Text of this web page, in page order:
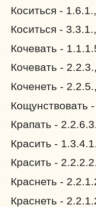
Коситься -
Коситься -
Кочевать -
Кочевать -
Коченеть -
Кощунствовать
Крапать -
Красить -
Красить -
Краснеть -
Краснеть -